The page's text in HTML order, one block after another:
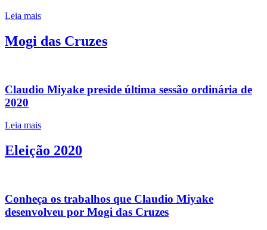
Leia mais
Mogi das Cruzes
Claudio Miyake preside última sessão ordinária de
2020
Leia mais
Eleição 2020
Conheça os trabalhos que Claudio Miyake
desenvolveu por Mogi das Cruzes